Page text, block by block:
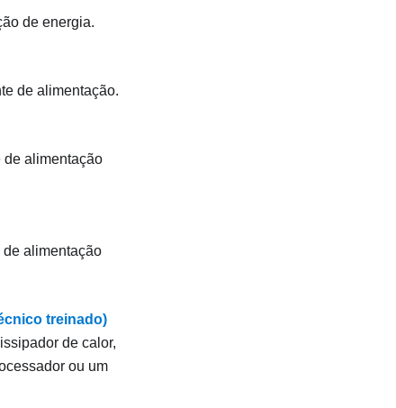
de energia.
de alimentação.
de alimentação
de alimentação
treinado)
de calor,
ou um